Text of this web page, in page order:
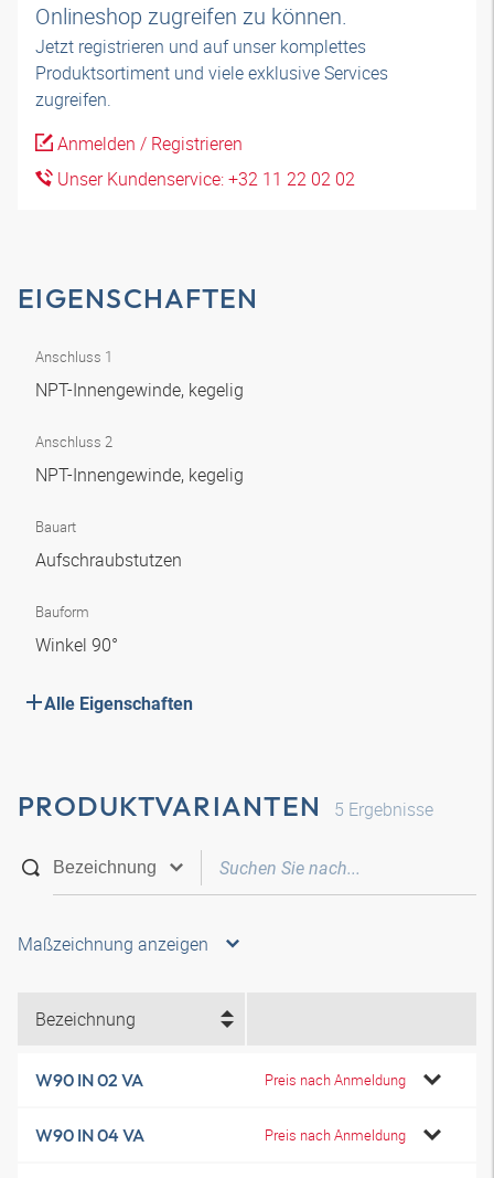
Onlineshop zugreifen zu können.
Jetzt registrieren und auf unser komplettes
Produktsortiment und viele exklusive Services
zugreifen.
Anmelden / Registrieren
Unser Kundenservice: +32 11 22 02 02
EIGENSCHAFTEN
Anschluss 1
NPT-Innengewinde, kegelig
Anschluss 2
NPT-Innengewinde, kegelig
Bauart
Aufschraubstutzen
Bauform
Winkel 90°
Alle Eigenschaften
PRODUKTVARIANTEN 5 Ergebnisse
Maßzeichnung anzeigen
Bezeichnung
W90 IN 02 VA Preis nach Anmeldung
W90 IN 04 VA Preis nach Anmeldung